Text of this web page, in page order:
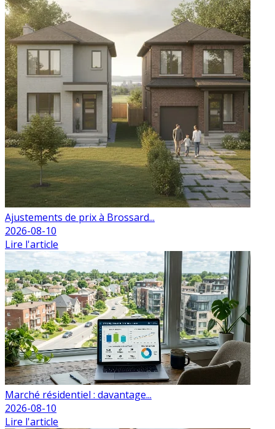
Ajustements de prix à Brossard...
2026-08-10
Lire l'article
Marché résidentiel : davantage...
2026-08-10
Lire l'article